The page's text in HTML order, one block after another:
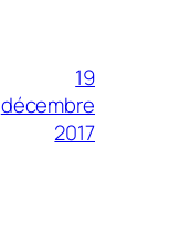
19
décembre
2017